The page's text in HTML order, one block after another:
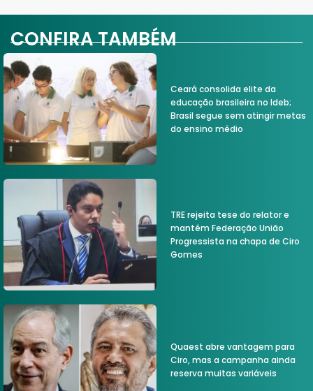
CONFIRA TAMBÉM
Ceará consolida elite da
educação brasileira no Ideb;
Brasil segue sem atingir metas
do ensino médio
TRE rejeita tese do relator e
mantém Federação União
Progressista na chapa de Ciro
Gomes
Quaest abre vantagem para
Ciro, mas a campanha ainda
reserva muitas variáveis